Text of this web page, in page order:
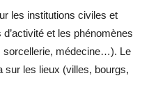
les institutions civiles et
et les phénomènes
sorcellerie, médecine…). Le
sur les lieux (villes, bourgs,